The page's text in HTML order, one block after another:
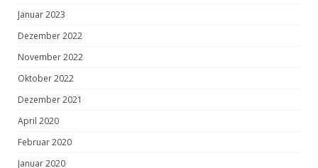
Januar 2023
Dezember 2022
November 2022
Oktober 2022
Dezember 2021
April 2020
Februar 2020
Januar 2020